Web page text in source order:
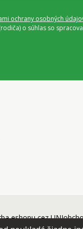
ochrany osobných
o súhlas so
eshopu cez